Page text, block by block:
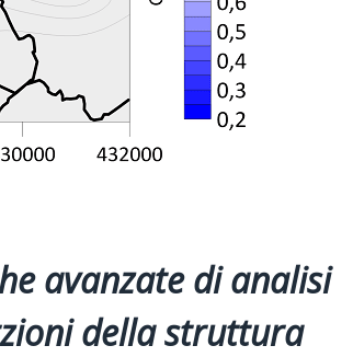
avanzate di analisi
della struttura